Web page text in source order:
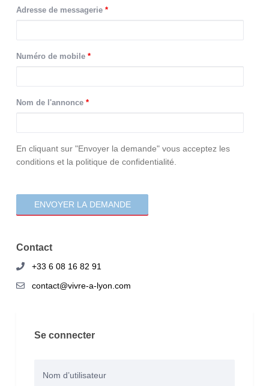
Adresse de messagerie *
Numéro de mobile *
Nom de l'annonce *
consentement
En cliquant sur "Envoyer la demande" vous acceptez les
conditions et la politique de confidentialité.
Contact
+33 6 08 16 82 91
contact@vivre-a-lyon.com
Se connecter